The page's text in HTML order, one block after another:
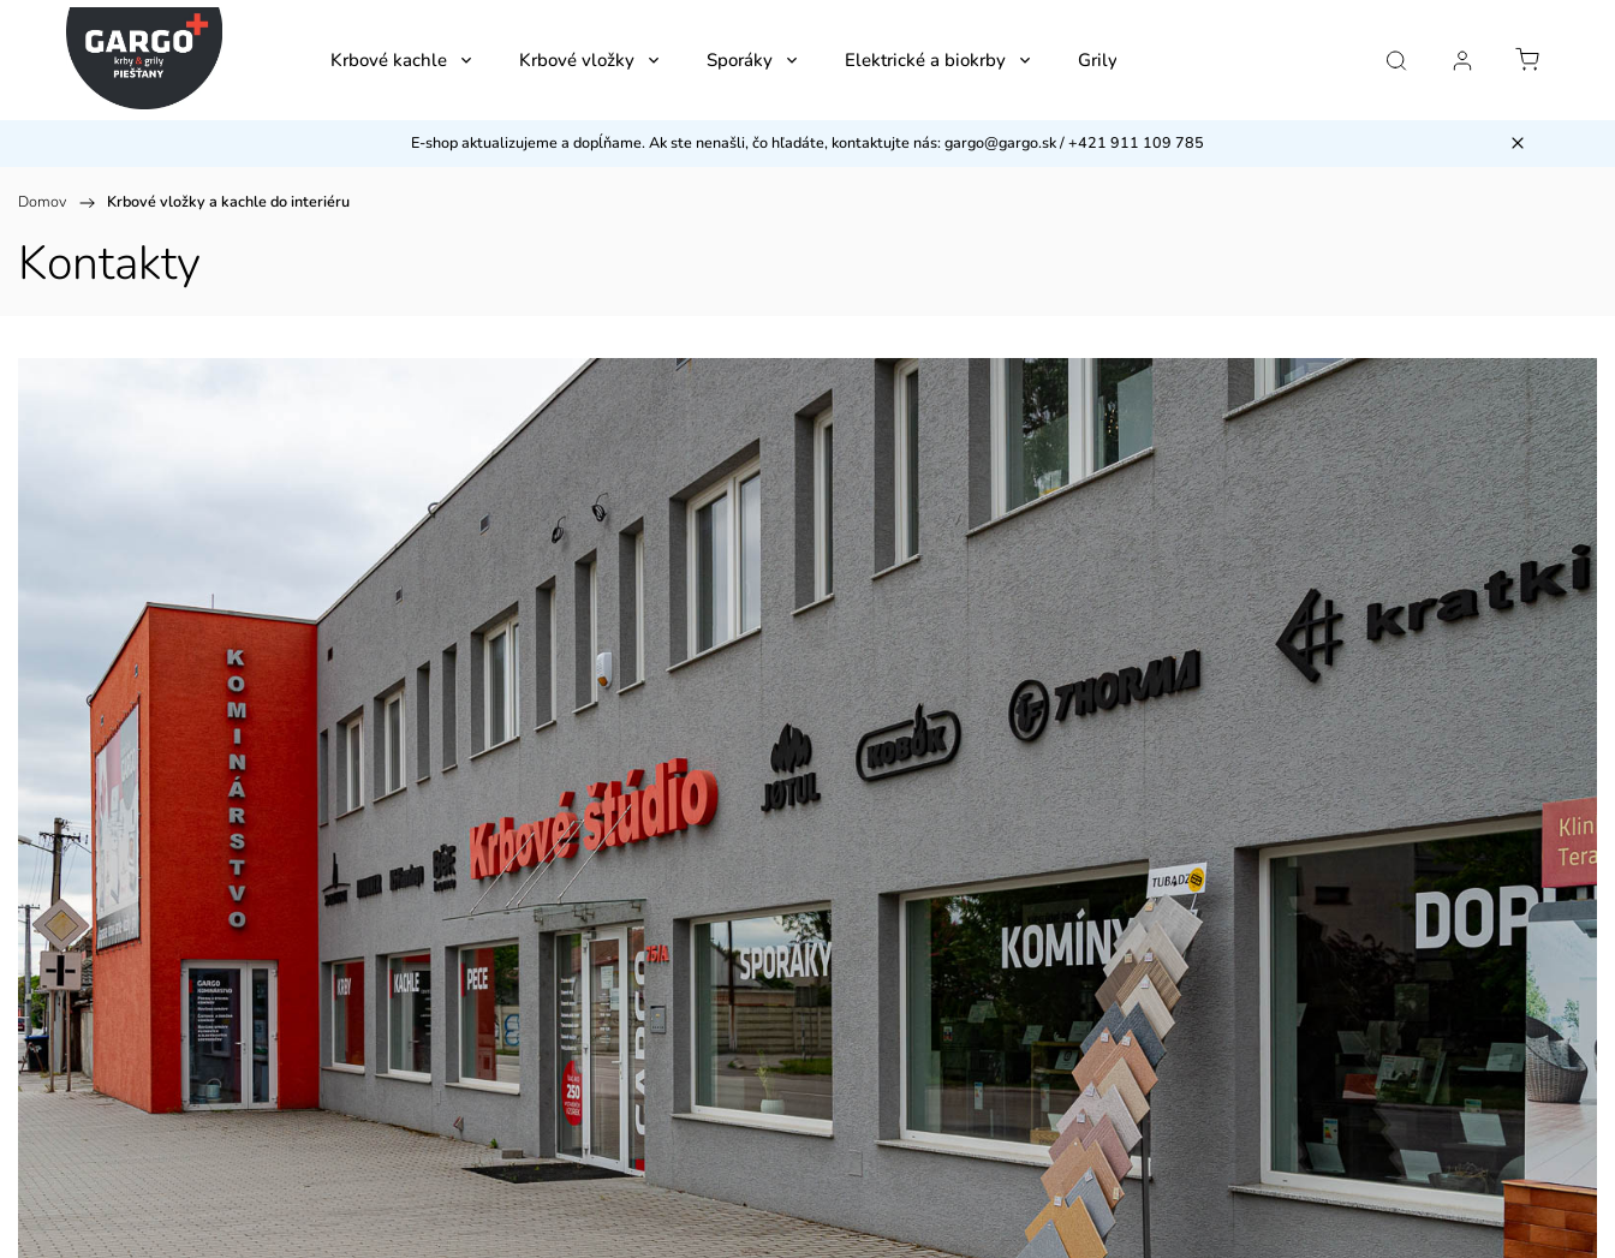
Krbové kachle Krbové vložky Sporáky Elektrické a biokrby Grily Klimatizácie
E-shop aktualizujeme a dopĺňame. Ak ste nenašli, čo hľadáte, kontaktujte nás: gargo@gargo.sk / +421 911 109 785
Domov / Krbové vložky a kachle do interiéru
Kontakty